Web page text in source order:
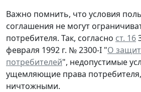
Важно помнить, что условия
соглашения не могут
потребителя. Так, согласно ст. 16
февраля 1992 г. № 2300-I "О
потребителей", недопустимые
ущемляющие права
ничтожными.